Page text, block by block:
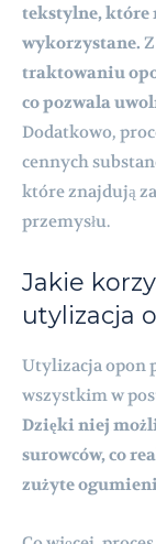
tekstylne, które
wykorzystane.
traktowaniu
co pozwala
Dodatkowo,
cennych
które znajdują
przemysłu.
Jakie
utylizacja
Utylizacja opon
wszystkim w
Dzięki niej
surowców, co
zużyte